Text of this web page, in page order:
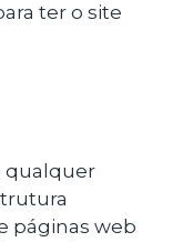
ter o site
qualquer
páginas web